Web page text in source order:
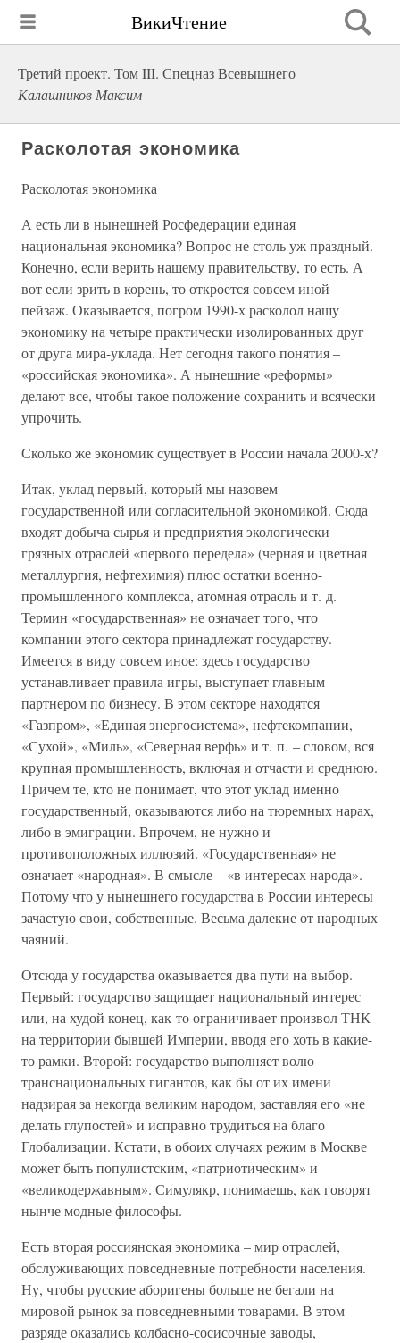
ВикиЧтение
Третий проект. Том III. Спецназ Всевышнего
Калашников Максим
Расколотая экономика
Расколотая экономика
А есть ли в нынешней Росфедерации единая
национальная экономика? Вопрос не столь уж праздный.
Конечно, если верить нашему правительству, то есть. А
вот если зрить в корень, то откроется совсем иной
пейзаж. Оказывается, погром 1990-х расколол нашу
экономику на четыре практически изолированных друг
от друга мира-уклада. Нет сегодня такого понятия –
«российская экономика». А нынешние «реформы»
делают все, чтобы такое положение сохранить и всячески
упрочить.
Сколько же экономик существует в России начала 2000-х?
Итак, уклад первый, который мы назовем
государственной или согласительной экономикой. Сюда
входят добыча сырья и предприятия экологически
грязных отраслей «первого передела» (черная и цветная
металлургия, нефтехимия) плюс остатки военно-
промышленного комплекса, атомная отрасль и т. д.
Термин «государственная» не означает того, что
компании этого сектора принадлежат государству.
Имеется в виду совсем иное: здесь государство
устанавливает правила игры, выступает главным
партнером по бизнесу. В этом секторе находятся
«Газпром», «Единая энергосистема», нефтекомпании,
«Сухой», «Миль», «Северная верфь» и т. п. – словом, вся
крупная промышленность, включая и отчасти и среднюю.
Причем те, кто не понимает, что этот уклад именно
государственный, оказываются либо на тюремных нарах,
либо в эмиграции. Впрочем, не нужно и
противоположных иллюзий. «Государственная» не
означает «народная». В смысле – «в интересах народа».
Потому что у нынешнего государства в России интересы
зачастую свои, собственные. Весьма далекие от народных
чаяний.
Отсюда у государства оказывается два пути на выбор.
Первый: государство защищает национальный интерес
или, на худой конец, как-то ограничивает произвол ТНК
на территории бывшей Империи, вводя его хоть в какие-
то рамки. Второй: государство выполняет волю
транснациональных гигантов, как бы от их имени
надзирая за некогда великим народом, заставляя его «не
делать глупостей» и исправно трудиться на благо
Глобализации. Кстати, в обоих случаях режим в Москве
может быть популистским, «патриотическим» и
«великодержавным». Симулякр, понимаешь, как говорят
нынче модные философы.
Есть вторая россиянская экономика – мир отраслей,
обслуживающих повседневные потребности населения.
Ну, чтобы русские аборигены больше не бегали на
мировой рынок за повседневными товарами. В этом
разряде оказались колбасно-сосисочные заводы,